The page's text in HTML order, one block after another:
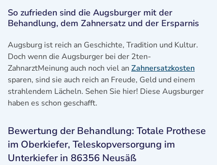
So zufrieden sind die Augsburger mit der
Behandlung, dem Zahnersatz und der Ersparnis
Augsburg ist reich an Geschichte, Tradition und Kultur.
Doch wenn die Augsburger bei der 2ten-
ZahnarztMeinung auch noch viel an Zahnersatzkosten
sparen, sind sie auch reich an Freude, Geld und einem
strahlendem Lächeln. Sehen Sie hier! Diese Augsburger
haben es schon geschafft.
Bewertung der Behandlung: Totale Prothese
im Oberkiefer, Teleskopversorgung im
Unterkiefer in 86356 Neusäß